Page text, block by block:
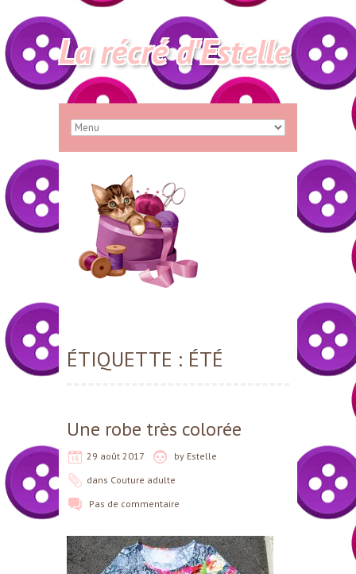
La récré d'Estelle
ÉTIQUETTE : ÉTÉ
Une robe très colorée
29 août 2017 by Estelle
dans Couture adulte
Pas de commentaire